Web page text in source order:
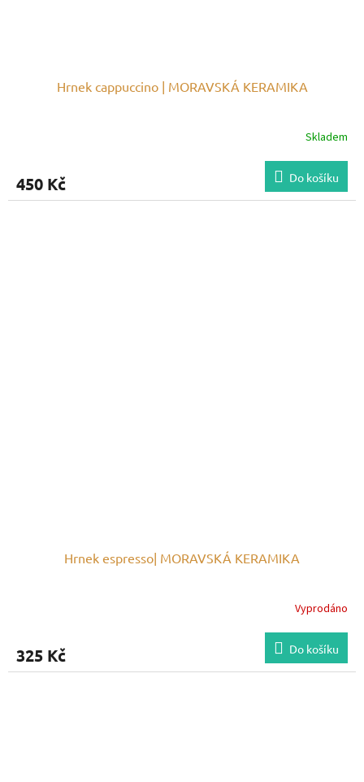
Hrnek cappuccino | MORAVSKÁ KERAMIKA
Skladem
450 Kč Do košíku
Hrnek espresso| MORAVSKÁ KERAMIKA
Vyprodáno
325 Kč Do košíku